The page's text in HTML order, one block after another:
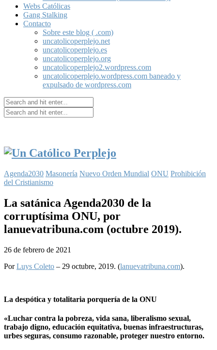
Webs Católicas
Gang Stalking
Contacto
Sobre este blog ( .com)
uncatolicoperplejo.net
uncatolicoperplejo.es
uncatolicoperplejo.org
uncatolicoperplejo2.wordpress.com
uncatolicoperplejo.wordpress.com baneado y
expulsado de wordpress.com
Agenda2030 Masonería Nuevo Orden Mundial ONU Prohibición
del Cristianismo
La satánica Agenda2030 de la
corruptísima ONU, por
lanuevatribuna.com (octubre 2019).
26 de febrero de 2021
PorLuys Coleto – 29 octubre, 2019. (lanuevatribuna.com).
La despótica y totalitaria porquería de la ONU
«Luchar contra la pobreza, vida sana, liberalismo sexual,
trabajo digno, educación equitativa, buenas infraestructuras,
urbes seguras, consumo razonable, proteger nuestro entorno.